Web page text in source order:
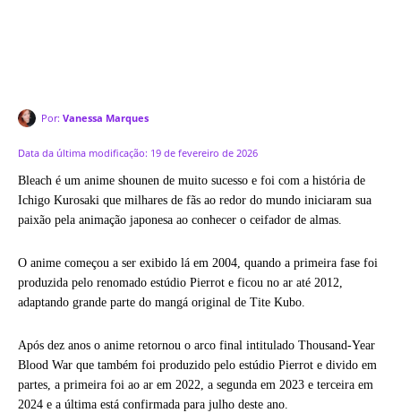
Por: Vanessa Marques
Data da última modificação: 19 de fevereiro de 2026
Bleach é um anime shounen de muito sucesso e foi com a história de
Ichigo Kurosaki que milhares de fãs ao redor do mundo iniciaram sua
paixão pela animação japonesa ao conhecer o ceifador de almas.
O anime começou a ser exibido lá em 2004, quando a primeira fase foi
produzida pelo renomado estúdio Pierrot e ficou no ar até 2012,
adaptando grande parte do mangá original de Tite Kubo.
Após dez anos o anime retornou o arco final intitulado Thousand-Year
Blood War que também foi produzido pelo estúdio Pierrot e divido em
partes, a primeira foi ao ar em 2022, a segunda em 2023 e terceira em
2024 e a última está confirmada para julho deste ano.